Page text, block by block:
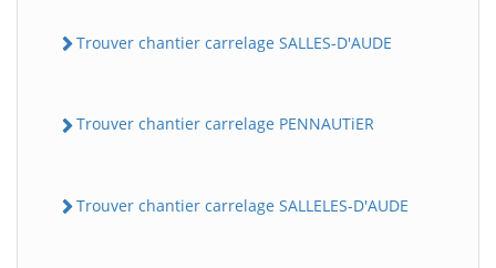
Trouver chantier carrelage SALLES-D'AUDE
Trouver chantier carrelage PENNAUTiER
Trouver chantier carrelage SALLELES-D'AUDE